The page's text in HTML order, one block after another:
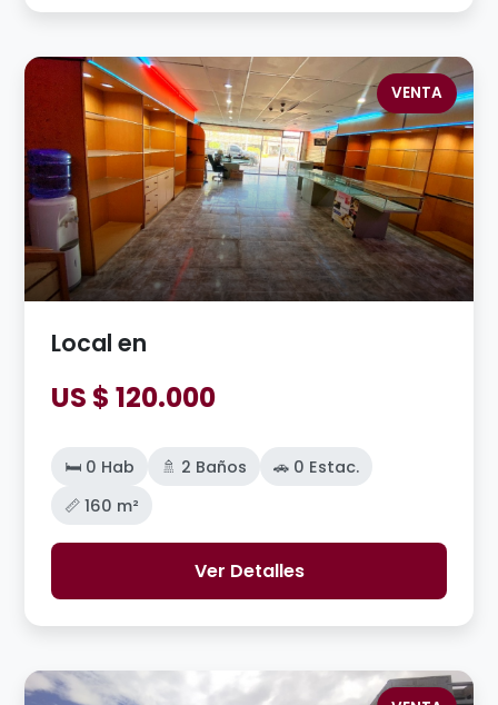
VENTA
Local en
US $ 120.000
🛏️ 0 Hab 🚿 2 Baños
🚗 0 Estac.
📏 160 m²
Ver Detalles